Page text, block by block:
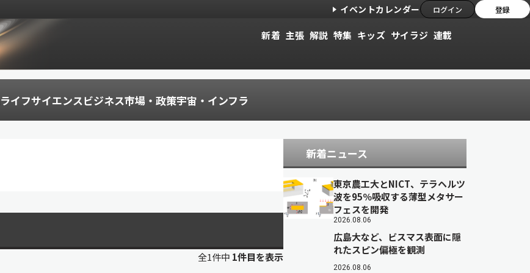
イベントカレンダー ログイン 登録
新着 主張 解説 特集 キッズ サイラジ 連載
ライフサイエンスビジネス市場・政策宇宙・インフラ
全1件中 1件目を表示
新着ニュース
東京農工大とNICT、テラヘルツ
波を95％吸収する薄型メタサー
フェスを開発
2026.08.06
広島大など、ビスマス表面に隠
れたスピン偏極を観測
2026.08.06